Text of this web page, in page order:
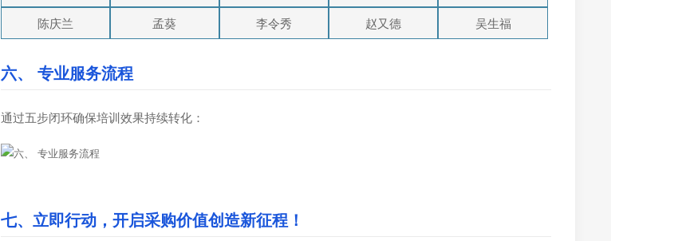
陈庆兰
孟葵 李令秀 赵又德 吴生福
六、 专业服务流程
通过五步闭环确保培训效果持续转化：
七、立即行动，开启采购价值创造新征程！